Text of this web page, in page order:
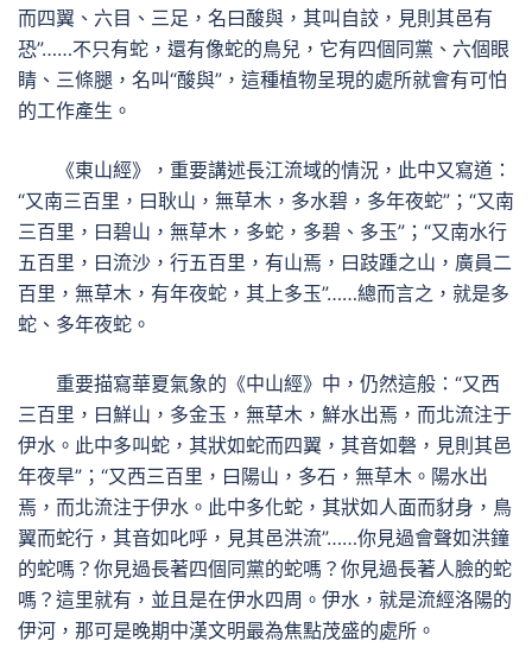
而四翼、六目、三足，名曰酸與，其叫自詨，見則其邑有
恐”……不只有蛇，還有像蛇的鳥兒，它有四個同黨、六個眼
睛、三條腿，名叫“酸與”，這種植物呈現的處所就會有可怕
的工作產生。
《東山經》，重要講述長江流域的情況，此中又寫道：
“又南三百里，曰耿山，無草木，多水碧，多年夜蛇”；“又南
三百里，曰碧山，無草木，多蛇，多碧、多玉”；“又南水行
五百里，曰流沙，行五百里，有山焉，曰跂踵之山，廣員二
百里，無草木，有年夜蛇，其上多玉”……總而言之，就是多
蛇、多年夜蛇。
重要描寫華夏氣象的《中山經》中，仍然這般：“又西
三百里，曰鮮山，多金玉，無草木，鮮水出焉，而北流注于
伊水。此中多叫蛇，其狀如蛇而四翼，其音如磬，見則其邑
年夜旱”；“又西三百里，曰陽山，多石，無草木。陽水出
焉，而北流注于伊水。此中多化蛇，其狀如人面而豺身，鳥
翼而蛇行，其音如叱呼，見其邑洪流”……你見過會聲如洪鐘
的蛇嗎？你見過長著四個同黨的蛇嗎？你見過長著人臉的蛇
嗎？這里就有，並且是在伊水四周。伊水，就是流經洛陽的
伊河，那可是晚期中漢文明最為焦點茂盛的處所。